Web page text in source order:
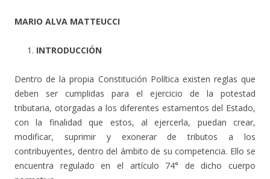
MARIO ALVA MATTEUCCI
INTRODUCCIÓN
Dentro de la propia Constitución Política existen reglas que
deben ser cumplidas para el ejercicio de la potestad
tributaria, otorgadas a los diferentes estamentos del Estado,
con la finalidad que estos, al ejercerla, puedan crear,
modificar, suprimir y exonerar de tributos a los
contribuyentes, dentro del ámbito de su competencia. Ello se
encuentra regulado en el artículo 74° de dicho cuerpo